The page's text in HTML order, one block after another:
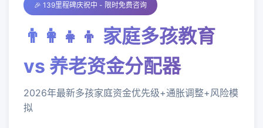
🎉 139里程碑庆祝中 - 限时免费咨询
👨‍👩‍👧‍👦 家庭多孩教育
vs 养老资金分配器
2026年最新多孩家庭资金优先级+通胀调整+风险模
拟